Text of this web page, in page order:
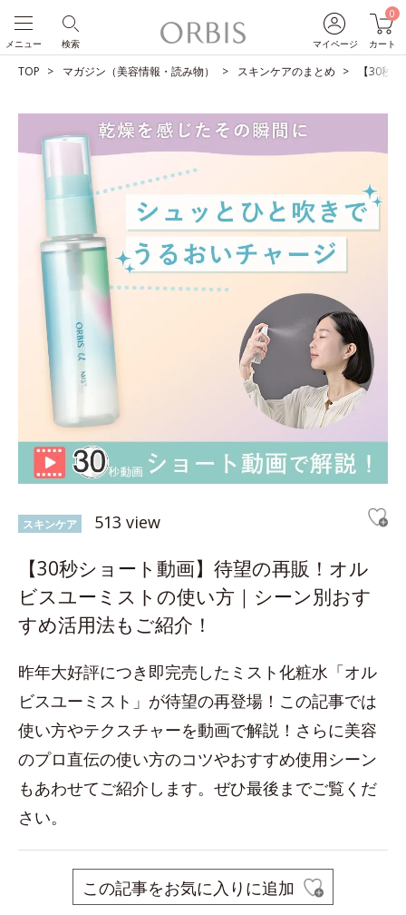
マイページ
0
カート
検索
メニュー
TOP マガジン（美容情報・読み物） スキンケアのまとめ 【30秒
スキンケア 513 view
【30秒ショート動画】待望の再販！オル
ビスユーミストの使い方｜シーン別おす
すめ活用法もご紹介！
昨年大好評につき即完売したミスト化粧水「オル
ビスユーミスト」が待望の再登場！この記事では
使い方やテクスチャーを動画で解説！さらに美容
のプロ直伝の使い方のコツやおすすめ使用シーン
もあわせてご紹介します。ぜひ最後までご覧くだ
さい。
この記事をお気に入りに追加